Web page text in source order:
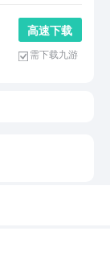
高 速 下 载
需下载九游